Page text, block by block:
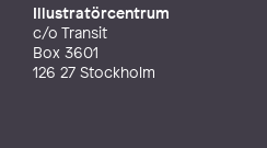
Illustratörcentrum
c/o Transit
Box 3601
126 27 Stockholm